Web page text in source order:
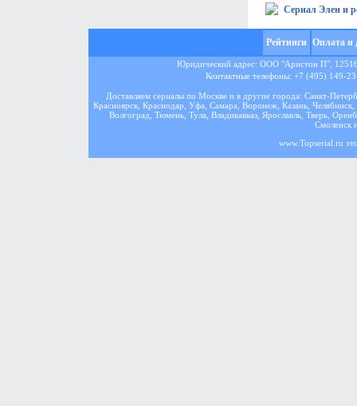
Сериал Элен и
Рейтинги Оплата и
Юридический адрес: ООО "Аристон П",
Контактные телефоны: +7 (495) 149-
Доставляем сериалы по Москве и в другие города: Санкт-
Красноярск, Краснодар, Уфа, Самара, Воронеж, Казань,
Волгоград, Тюмень, Тула, Владикавказ, Ярославль, Тверь,
Смоленск
www.Topserial.ru